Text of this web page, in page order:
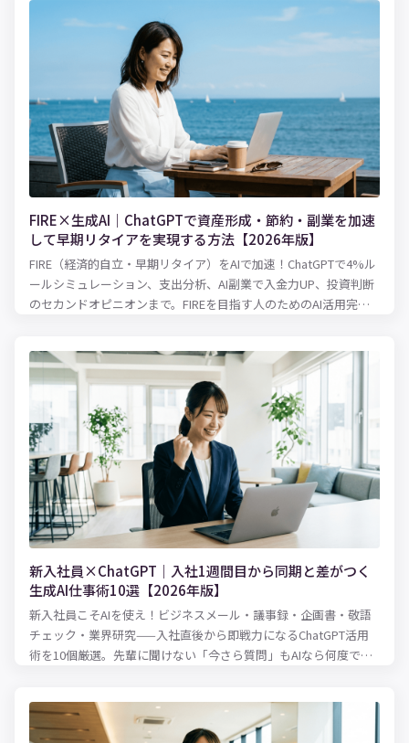
FIRE×生成AI｜ChatGPTで資産形成・節約・副業を加速
して早期リタイアを実現する方法【2026年版】
FIRE（経済的自立・早期リタイア）をAIで加速！ChatGPTで4%ル
ールシミュレーション、支出分析、AI副業で入金力UP、投資判断
のセカンドオピニオンまで。FIREを目指す人のためのAI活用完全
新入社員×ChatGPT｜入社1週間目から同期と差がつく
生成AI仕事術10選【2026年版】
新入社員こそAIを使え！ビジネスメール・議事録・企画書・敬語
チェック・業界研究——入社直後から即戦力になるChatGPT活用
術を10個厳選。先輩に聞けない「今さら質問」もAIなら何度でも